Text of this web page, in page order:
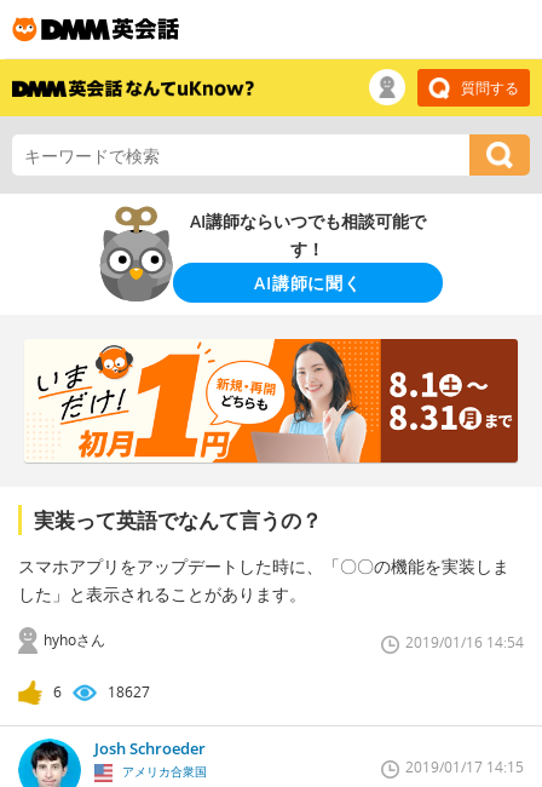
質問する
AI講師ならいつでも相談可能で
す！
AI講師に聞く
実装って英語でなんて言うの？
スマホアプリをアップデートした時に、「〇〇の機能を実装しま
した」と表示されることがあります。
hyhoさん 2019/01/16 14:54
6 18627
Josh Schroeder
アメリカ合衆国 2019/01/17 14:15